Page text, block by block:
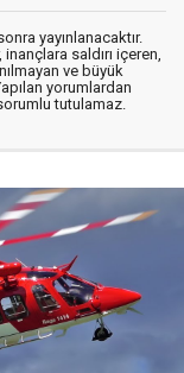
yayınlanacaktır.
saldırı içeren,
ve büyük
yorumlardan
tutulamaz.